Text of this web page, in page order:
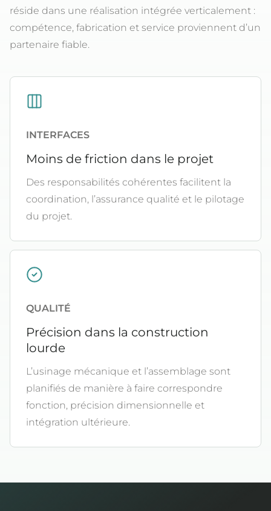
réside dans une réalisation intégrée verticalement :
compétence, fabrication et service proviennent d’un
partenaire fiable.
INTERFACES
Moins de friction dans le projet
Des responsabilités cohérentes facilitent la
coordination, l’assurance qualité et le pilotage
du projet.
QUALITÉ
Précision dans la construction
lourde
L’usinage mécanique et l’assemblage sont
planifiés de manière à faire correspondre
fonction, précision dimensionnelle et
intégration ultérieure.